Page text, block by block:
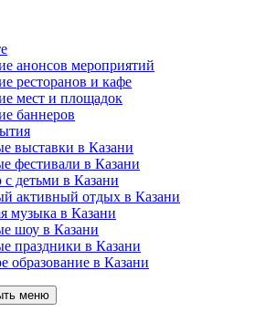
анонсов мероприятий
ресторанов и кафе
мест и площадок
баннеров
выставки в Казани
фестивали в Казани
с детьми в Казани
активный отдых в Казани
музыка в Казани
шоу в Казани
праздники в Казани
образование в Казани
меню